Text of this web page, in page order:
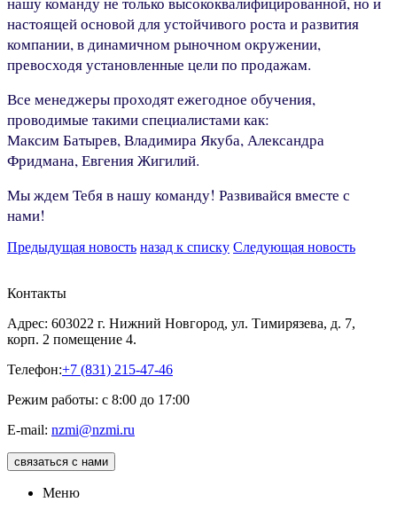
настоящей основой для устойчивого роста и развития
компании, в динамичном рыночном окружении,
превосходя установленные цели по продажам.
Все менеджеры проходят ежегодное обучения,
проводимые такими специалистами как:
Максим Батырев, Владимира Якуба, Александра
Фридмана, Евгения Жигилий.
Мы ждем Тебя в нашу команду! Развивайся вместе с
нами!
Предыдущая новость назад к списку Следующая новость
Контакты
Адрес: 603022 г. Нижний Новгород, ул. Тимирязева, д. 7,
корп. 2 помещение 4.
Телефон:+7 (831) 215-47-46
Режим работы: с 8:00 до 17:00
E-mail: nzmi@nzmi.ru
связаться с нами
Меню